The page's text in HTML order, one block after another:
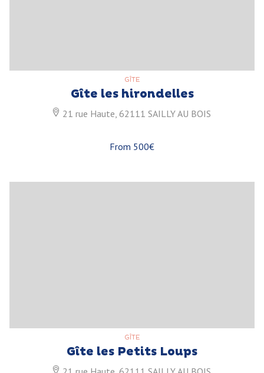
GÎTE
Gîte les hirondelles
21 rue Haute, 62111 SAILLY AU BOIS
From 500€
GÎTE
Gîte les Petits Loups